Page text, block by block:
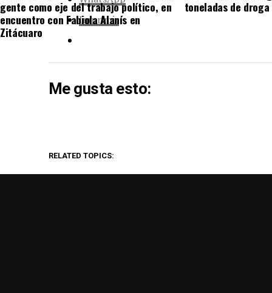
Imprimir
Me gusta esto:
RELATED TOPICS:
gente como eje del trabajo político, en
encuentro con Fabiola Alanís en
Zitácuaro
toneladas de